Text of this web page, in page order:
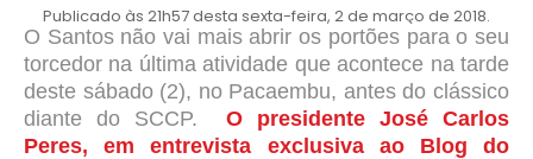
Publicado às 21h57 desta sexta-feira, 2 de março de 2018.
O Santos não vai mais abrir os portões para o seu
torcedor na última atividade que acontece na tarde
deste sábado (2), no Pacaembu, antes do clássico
diante do SCCP. O presidente José Carlos
Peres, em entrevista exclusiva ao Blog do